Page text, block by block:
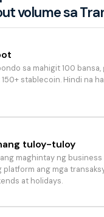
volume sa
sa mahigit 100
stablecoin. Hindi na
tuloy-tuloy
maghintay ng
ang mga
at holidays.